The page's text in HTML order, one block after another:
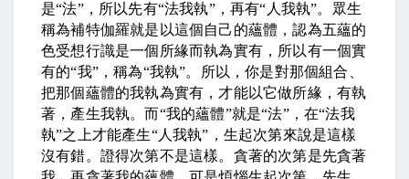
是“法”，所以先有“法我執”，再有“ 人我執”。眾生
稱為補特伽羅就是以這個自己的蘊體，認為五蘊的
色受想行識是一個所緣而執為實有，所以有一個實
有的“我” ，稱為“我執”。所以，你是對那個組合、
把那個蘊體的我執為實有，才能以它做所緣，有執
著，產生我執。而“我的蘊體”就是“法”，在“法我
執”之上才能產生“人我執” ，生起次第來說是這樣
沒有錯。證得次第不是這樣。貪著的次第是先貪著